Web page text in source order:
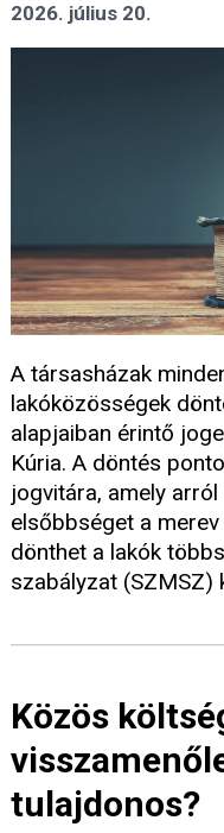
2026. július 20.
A társasházak
lakóközösségek
alapjaiban érintő
Kúria. A döntés
jogvitára, amely
elsőbbséget a
dönthet a lakók
szabályzat (SZMSZ)
Közös
tulajdonos?